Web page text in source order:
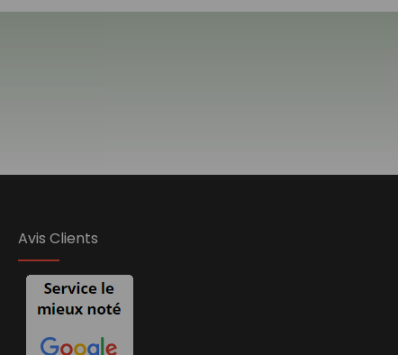
Avis Clients